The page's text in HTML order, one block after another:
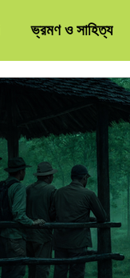
ভ্রমণ ও সাহিত্য